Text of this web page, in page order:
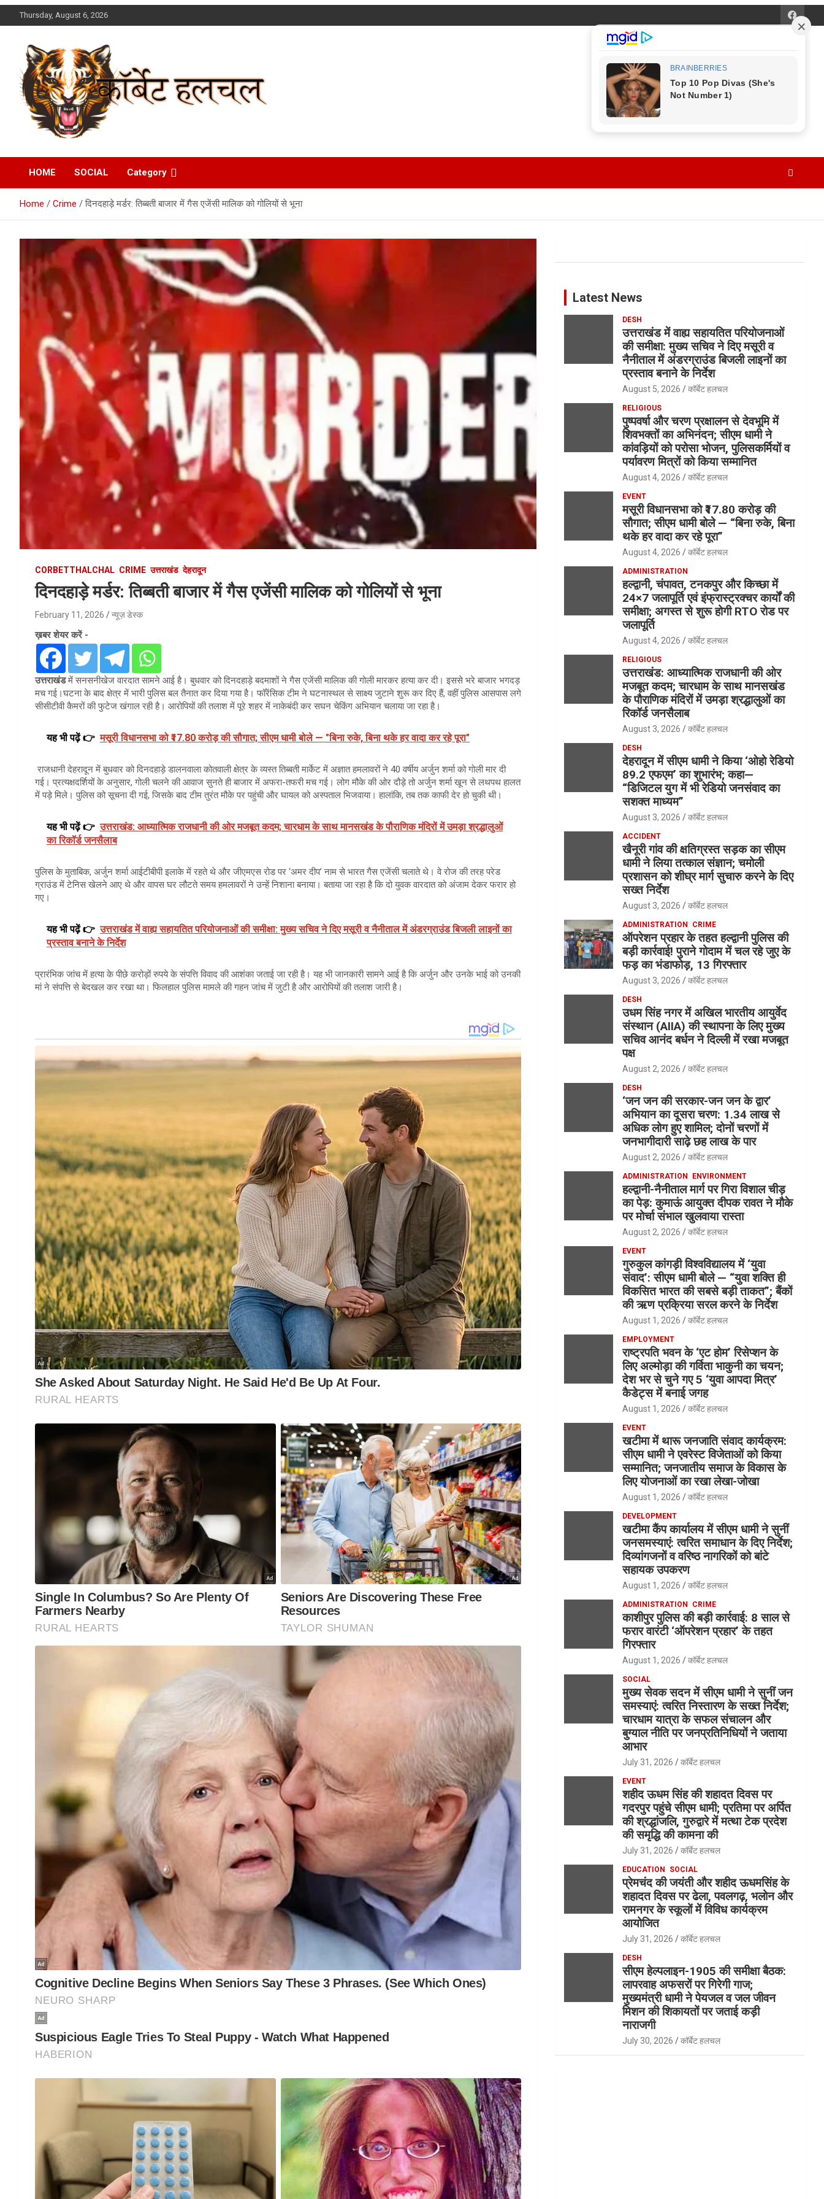
to
Thursday, August 6, 2026
Corbett Halchal (कॉर्बेट
हलचल)
HOME SOCIAL Category
Home Crime दिनदहाड़े मर्डर: तिब्बती बाजार में गैस एजेंसी मालिक को गोलियों से भूना
CORBETTHALCHAL CRIME उत्तराखंड देहरादून
दिनदहाड़े मर्डर: तिब्बती बाजार में गैस एजेंसी मालिक को गोलियों से भूना
February 11, 2026 न्यूज़ डेस्क
ख़बर शेयर करें -
उत्तराखंडमें सनसनीखेज वारदात सामने आई है। बुधवार को दिनदहाड़े बदमाशों ने गैस एजेंसी मालिक की गोली मारकर हत्या कर दी। इससे भरे बाजार भगदड़
मच गई।घटना के बाद क्षेत्र में भारी पुलिस बल तैनात कर दिया गया है। फॉरेंसिक टीम ने घटनास्थल से साक्ष्य जुटाने शुरू कर दिए हैं, वहीं पुलिस आसपास लगे
सीसीटीवी कैमरों की फुटेज खंगाल रही है। आरोपियों की तलाश में पूरे शहर में नाकेबंदी कर सघन चेकिंग अभियान चलाया जा रहा है।
यह भी पढ़ें 👉 मसूरी विधानसभा को ₹17.80 करोड़ की सौगात; सीएम धामी बोले — "बिना रुके, बिना थके हर वादा कर रहे पूरा"
राजधानी देहरादून में बुधवार को दिनदहाड़े डालनवाला कोतवाली क्षेत्र के व्यस्त तिब्बती मार्केट में अज्ञात हमलावरों ने 40 वर्षीय अर्जुन शर्मा को गोली मार दी
गई। प्रत्यक्षदर्शियों के अनुसार, गोली चलने की आवाज सुनते ही बाजार में अफरा-तफरी मच गई। लोग मौके की ओर दौड़े तो अर्जुन शर्मा खून से लथपथ हालत
में पड़े मिले। पुलिस को सूचना दी गई, जिसके बाद टीम तुरंत मौके पर पहुंची और घायल को अस्पताल भिजवाया। हालांकि, तब तक काफी देर हो चुकी थी।
यह भी पढ़ें 👉 उत्तराखंड: आध्यात्मिक राजधानी की ओर मजबूत कदम; चारधाम के साथ मानसखंड के पौराणिक मंदिरों में उमड़ा श्रद्धालुओं
का रिकॉर्ड जनसैलाब
पुलिस के मुताबिक, अर्जुन शर्मा आईटीबीपी इलाके में रहते थे और जीएमएस रोड पर ‘अमर दीप’ नाम से भारत गैस एजेंसी चलाते थे। वे रोज की तरह परेड
ग्राउंड में टेनिस खेलने आए थे और वापस घर लौटते समय हमलावरों ने उन्हें निशाना बनाया। बताया जा रहा है कि दो युवक वारदात को अंजाम देकर फरार हो
गए।
यह भी पढ़ें 👉 उत्तराखंड में वाह्य सहायतित परियोजनाओं की समीक्षा: मुख्य सचिव ने दिए मसूरी व नैनीताल में अंडरग्राउंड बिजली लाइनों का
प्रस्ताव बनाने के निर्देश
प्रारंभिक जांच में हत्या के पीछे करोड़ों रुपये के संपत्ति विवाद की आशंका जताई जा रही है। यह भी जानकारी सामने आई है कि अर्जुन और उनके भाई को उनकी
मां ने संपत्ति से बेदखल कर रखा था। फिलहाल पुलिस मामले की गहन जांच में जुटी है और आरोपियों की तलाश जारी है।
Latest News
DESH
उत्तराखंड में वाह्य सहायतित परियोजनाओं
की समीक्षा: मुख्य सचिव ने दिए मसूरी व
नैनीताल में अंडरग्राउंड बिजली लाइनों का
प्रस्ताव बनाने के निर्देश
August 5, 2026 कॉर्बेट हलचल
RELIGIOUS
पुष्पवर्षा और चरण प्रक्षालन से देवभूमि में
शिवभक्तों का अभिनंदन; सीएम धामी ने
कांवड़ियों को परोसा भोजन, पुलिसकर्मियों व
पर्यावरण मित्रों को किया सम्मानित
August 4, 2026 कॉर्बेट हलचल
EVENT
मसूरी विधानसभा को ₹17.80 करोड़ की
सौगात; सीएम धामी बोले — “बिना रुके, बिना
थके हर वादा कर रहे पूरा”
August 4, 2026 कॉर्बेट हलचल
ADMINISTRATION
हल्द्वानी, चंपावत, टनकपुर और किच्छा में
24×7 जलापूर्ति एवं इंफ्रास्ट्रक्चर कार्यों की
समीक्षा; अगस्त से शुरू होगी RTO रोड पर
जलापूर्ति
August 4, 2026 कॉर्बेट हलचल
RELIGIOUS
उत्तराखंड: आध्यात्मिक राजधानी की ओर
मजबूत कदम; चारधाम के साथ मानसखंड
के पौराणिक मंदिरों में उमड़ा श्रद्धालुओं का
रिकॉर्ड जनसैलाब
August 3, 2026 कॉर्बेट हलचल
DESH
देहरादून में सीएम धामी ने किया ‘ओहो रेडियो
89.2 एफएम’ का शुभारंभ; कहा—
“डिजिटल युग में भी रेडियो जनसंवाद का
सशक्त माध्यम”
August 3, 2026 कॉर्बेट हलचल
ACCIDENT
खैनूरी गांव की क्षतिग्रस्त सड़क का सीएम
धामी ने लिया तत्काल संज्ञान; चमोली
प्रशासन को शीघ्र मार्ग सुचारु करने के दिए
सख्त निर्देश
August 3, 2026 कॉर्बेट हलचल
ADMINISTRATION CRIME
ऑपरेशन प्रहार के तहत हल्द्वानी पुलिस की
बड़ी कार्रवाई! पुराने गोदाम में चल रहे जुए के
फड़ का भंडाफोड़, 13 गिरफ्तार
August 3, 2026 कॉर्बेट हलचल
DESH
उधम सिंह नगर में अखिल भारतीय आयुर्वेद
संस्थान (AIIA) की स्थापना के लिए मुख्य
सचिव आनंद बर्धन ने दिल्ली में रखा मजबूत
पक्ष
August 2, 2026 कॉर्बेट हलचल
DESH
‘जन जन की सरकार-जन जन के द्वार’
अभियान का दूसरा चरण: 1.34 लाख से
अधिक लोग हुए शामिल; दोनों चरणों में
जनभागीदारी साढ़े छह लाख के पार
August 2, 2026 कॉर्बेट हलचल
ADMINISTRATION ENVIRONMENT
हल्द्वानी-नैनीताल मार्ग पर गिरा विशाल चीड़
का पेड़: कुमाऊं आयुक्त दीपक रावत ने मौके
पर मोर्चा संभाल खुलवाया रास्ता
August 2, 2026 कॉर्बेट हलचल
EVENT
गुरुकुल कांगड़ी विश्वविद्यालय में ‘युवा
संवाद’: सीएम धामी बोले — “युवा शक्ति ही
विकसित भारत की सबसे बड़ी ताकत”; बैंकों
की ऋण प्रक्रिया सरल करने के निर्देश
August 1, 2026 कॉर्बेट हलचल
EMPLOYMENT
राष्ट्रपति भवन के ‘एट होम’ रिसेप्शन के
लिए अल्मोड़ा की गर्विता भाकुनी का चयन;
देश भर से चुने गए 5 ‘युवा आपदा मित्र’
कैडेट्स में बनाई जगह
August 1, 2026 कॉर्बेट हलचल
EVENT
खटीमा में थारू जनजाति संवाद कार्यक्रम:
सीएम धामी ने एवरेस्ट विजेताओं को किया
सम्मानित; जनजातीय समाज के विकास के
लिए योजनाओं का रखा लेखा-जोखा
August 1, 2026 कॉर्बेट हलचल
DEVELOPMENT
खटीमा कैंप कार्यालय में सीएम धामी ने सुनीं
जनसमस्याएं: त्वरित समाधान के दिए निर्देश;
दिव्यांगजनों व वरिष्ठ नागरिकों को बांटे
सहायक उपकरण
August 1, 2026 कॉर्बेट हलचल
ADMINISTRATION CRIME
काशीपुर पुलिस की बड़ी कार्रवाई: 8 साल से
फरार वारंटी ‘ऑपरेशन प्रहार’ के तहत
गिरफ्तार
August 1, 2026 कॉर्बेट हलचल
SOCIAL
मुख्य सेवक सदन में सीएम धामी ने सुनीं जन
समस्याएं: त्वरित निस्तारण के सख्त निर्देश;
चारधाम यात्रा के सफल संचालन और
बुग्याल नीति पर जनप्रतिनिधियों ने जताया
आभार
July 31, 2026 कॉर्बेट हलचल
EVENT
शहीद ऊधम सिंह की शहादत दिवस पर
गदरपुर पहुंचे सीएम धामी; प्रतिमा पर अर्पित
की श्रद्धांजलि, गुरुद्वारे में मत्था टेक प्रदेश
की समृद्धि की कामना की
July 31, 2026 कॉर्बेट हलचल
EDUCATION SOCIAL
प्रेमचंद की जयंती और शहीद ऊधमसिंह के
शहादत दिवस पर ढेला, पवलगढ़, भलोन और
रामनगर के स्कूलों में विविध कार्यक्रम
आयोजित
July 31, 2026 कॉर्बेट हलचल
DESH
सीएम हेल्पलाइन-1905 की समीक्षा बैठक:
लापरवाह अफसरों पर गिरेगी गाज;
मुख्यमंत्री धामी ने पेयजल व जल जीवन
मिशन की शिकायतों पर जताई कड़ी
नाराजगी
July 30, 2026 कॉर्बेट हलचल